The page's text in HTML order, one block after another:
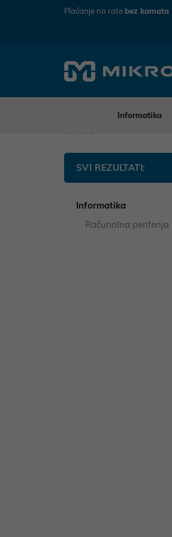
Plaćanje na rate bez kamata
Informatika
SVI REZULTATI:
Informatika
Računalna periferija